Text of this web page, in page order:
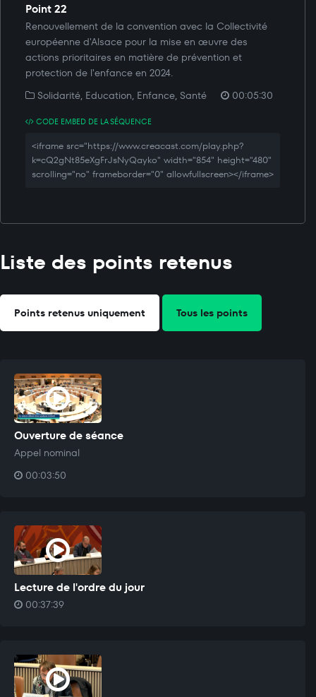
Point 22
Renouvellement de la convention avec la Collectivité
européenne d'Alsace pour la mise en œuvre des
actions prioritaires en matière de prévention et
protection de l'enfance en 2024.
Solidarité, Education, Enfance, Santé
00:05:30
CODE EMBED DE LA SÉQUENCE
<iframe src="https://www.creacast.com/play.php?
k=cQ2gNt85eXgFrJsNyQayko" width="854" height="480"
scrolling="no" frameborder="0" allowfullscreen></iframe>
Liste des points retenus
Points retenus uniquement Tous les points
Ouverture de séance
Appel nominal
00:03:50
Lecture de l'ordre du jour
00:37:39